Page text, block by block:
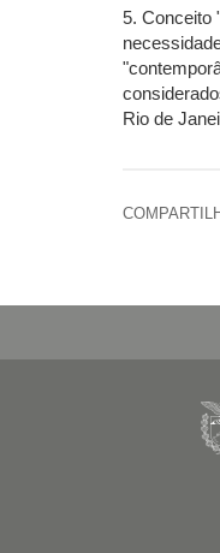
5. Conceito
Rio de